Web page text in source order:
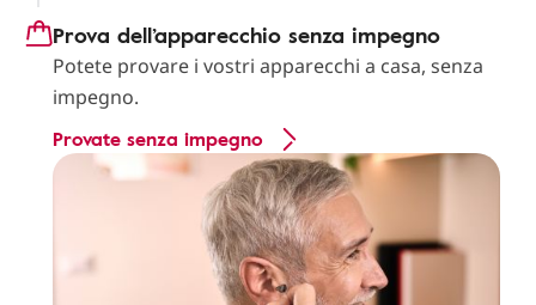
Prova dell’apparecchio senza impegno
Potete provare i vostri apparecchi a casa, senza
impegno.
Provate senza impegno